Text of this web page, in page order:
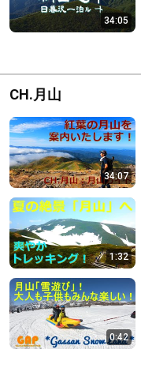
34:05
CH.月山
34:07
1:32
0:42